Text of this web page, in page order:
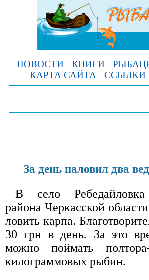
НОВОСТИ КНИГИ
КАРТА САЙТА
ССЫЛКИ
За день наловил два
В село Ребедайловка
района Черкасской
ловить карпа.
30 грн в день. За это
можно поймать
килограммовых рыбин.